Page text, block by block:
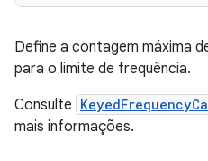
Define a contagem máxima
para o limite de frequência.
Consulte
mais informações.